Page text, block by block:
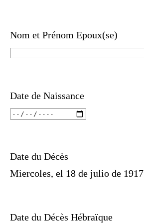
Nom et Prénom Epoux(se)
Date de Naissance
Date du Décès
Miercoles, el 18 de julio de 1917
Date du Décès Hébraïque